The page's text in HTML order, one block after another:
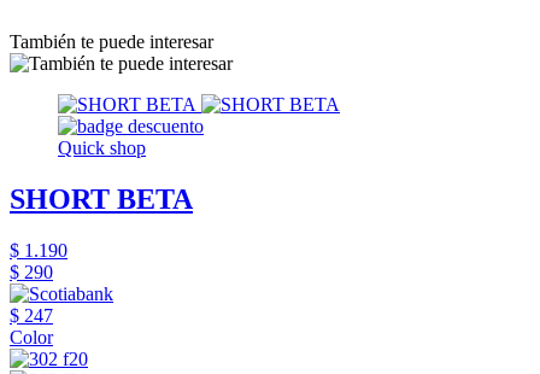
También te puede interesar
Quick shop
SHORT BETA
$ 1.190
$ 290
$ 247
Color